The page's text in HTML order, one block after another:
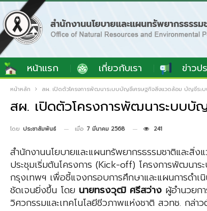
หน้าแรก เกี่ยวกับเรา ข่าวป
หน้าหลัก สผ. เปิดตัวโครงการพัฒนาระบบบัญชีเศรษฐกิจสิ่งแวดล้อม บัญชีระบ
สผ. เปิดตัวโครงการพัฒนาระบบ
โดย ประชาสัมพันธ์ เมื่อ 7 มีนาคม 2568 241
สำนักงานนโยบายและแผนทรัพยากรธรรมชาติและ
ประชุมเริ่มต้นโครงการ (Kick-off) โครงการพัฒน
กรุงเทพฯ เพื่อชี้แจงกรอบการศึกษาและแผนการดำเ
ชัดเจนยิ่งขึ้น โดย นายทรงวุฒิ ศรีสว่าง ผู้อำนวยก
วิศวกรรมและเทคโนโลยีชีวภาพแห่งชาติ สวทช. กล่